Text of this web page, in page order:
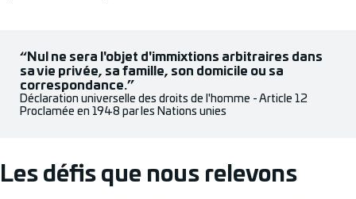
“Nul ne sera l'objet d'immixtions arbitraires dans
sa vie privée, sa famille, son domicile ou sa
correspondance.”
Déclaration universelle des droits de l'homme - Article 12
Proclamée en 1948 par les Nations unies
Les défis que nous relevons